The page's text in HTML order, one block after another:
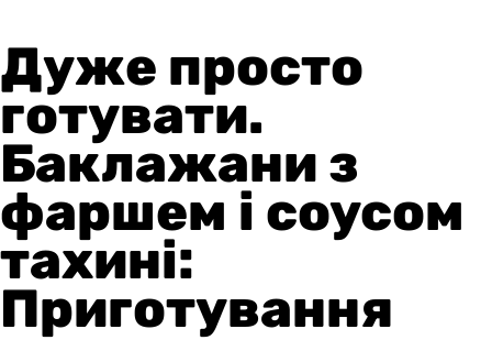
Дуже просто
готувати.
Баклажани з
фаршем і соусом
тахині:
Приготування